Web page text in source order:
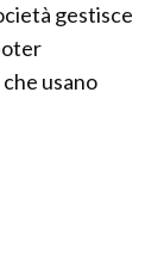
gestisce
usano